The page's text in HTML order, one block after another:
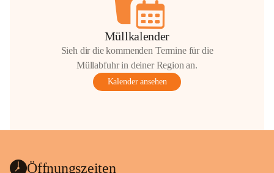
Müllkalender
Sieh dir die kommenden Termine für die
Müllabfuhr in deiner Region an.
Kalender ansehen
Öffnungszeiten